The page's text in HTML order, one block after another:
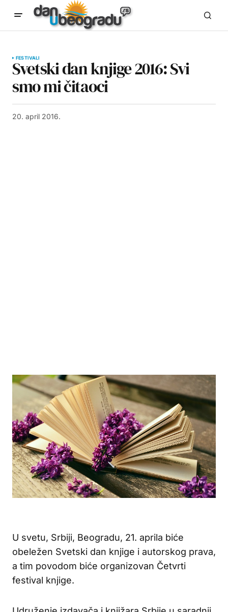
FESTIVALI
Svetski dan knjige 2016: Svi
smo mi čitaoci
20. april 2016.
U svetu, Srbiji, Beogradu, 21. aprila biće
obeležen Svetski dan knjige i autorskog prava,
a tim povodom biće organizovan Četvrti
festival knjige.